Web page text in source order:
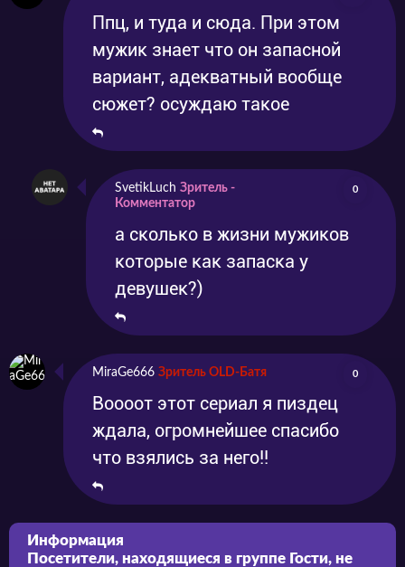
Ппц, и туда и сюда. При этом
мужик знает что он запасной
вариант, адекватный вообще
сюжет? осуждаю такое
SvetikLuch Зритель -
Комментатор
0
а сколько в жизни мужиков
которые как запаска у
девушек?)
MiraGe666 Зритель OLD-Батя 0
Воооот этот сериал я пиздец
ждала, огромнейшее спасибо
что взялись за него!!
Информация
Посетители, находящиеся в группе Гости, не